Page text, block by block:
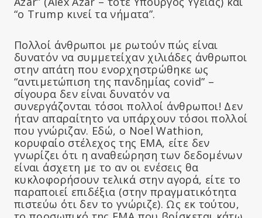
“ο Trump κινεί τα νήματα”.
Πολλοί άνθρωποι με ρωτούν πώς είναι
δυνατόν να συμμετείχαν χιλιάδες άνθρωποι
στην απάτη που ενορχηστρώθηκε ως
“αντιμετώπιση της πανδημίας covid” –
σίγουρα δεν είναι δυνατόν να
συνεργάζονται τόσοι πολλοί άνθρωποι! Δεν
ήταν απαραίτητο να υπάρχουν τόσοι πολλοί
που γνώριζαν. Εδώ, ο Noel Wathion,
κορυφαίο στέλεχος της EMA, είτε δεν
γνωρίζει ότι η αναθεώρηση των δεδομένων
είναι άσχετη με το αν οι ενέσεις θα
κυκλοφορήσουν τελικά στην αγορά, είτε το
παραποιεί επιδέξια (στην πραγματικότητα
πιστεύω ότι δεν το γνώριζε). Ως εκ τούτου,